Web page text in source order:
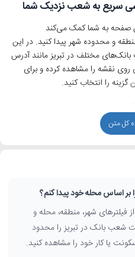
سریع به شعب نزدیک شما
صفحه به شما کمک می‌کند
و محدوده شهر پیدا کنید. در این
مختلف در تبریز مانند آدرس
نقشه را مشاهده کرده و برای
را انتخاب کنید.
و خصوصیمعتبر کشور دارای شعب
بانک ملت، بانک صادرات، بانک
دیگر بانک‌ها در محله‌های مختلف
مکانی مرور کنید.
اساس محله و محدوده
تبریز ، می‌توانید از فیلترهای
منطقه، محله، فعالیت شغلی و
کل متن
بر اساس محله خود پیدا کنم؟
فیلترهای شهر، منطقه، محله و
شعب بانک در تبریز را محدود
یا کار خود را مشاهده کنید.